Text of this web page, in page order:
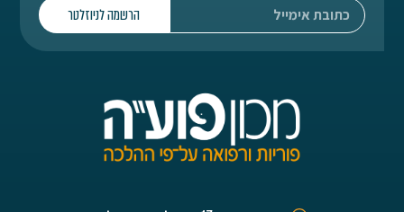
הרשמה לניוזלטר